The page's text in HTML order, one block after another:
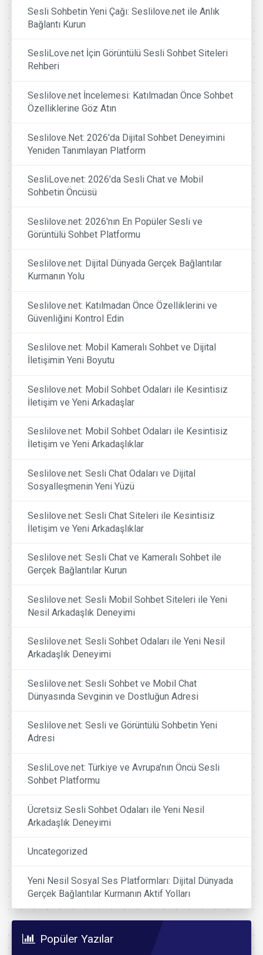
Sesli Sohbetin Yeni Çağı: Seslilove.net ile Anlık
Bağlantı Kurun
SesliLove.net İçin Görüntülü Sesli Sohbet Siteleri
Rehberi
Seslilove.net İncelemesi: Katılmadan Önce Sohbet
Özelliklerine Göz Atın
Seslilove.Net: 2026'da Dijital Sohbet Deneyimini
Yeniden Tanımlayan Platform
SesliLove.net: 2026'da Sesli Chat ve Mobil
Sohbetin Öncüsü
Seslilove.net: 2026'nın En Popüler Sesli ve
Görüntülü Sohbet Platformu
Seslilove.net: Dijital Dünyada Gerçek Bağlantılar
Kurmanın Yolu
Seslilove.net: Katılmadan Önce Özelliklerini ve
Güvenliğini Kontrol Edin
Seslilove.net: Mobil Kameralı Sohbet ve Dijital
İletişimin Yeni Boyutu
Seslilove.net: Mobil Sohbet Odaları ile Kesintisiz
İletişim ve Yeni Arkadaşlar
Seslilove.net: Mobil Sohbet Odaları ile Kesintisiz
İletişim ve Yeni Arkadaşlıklar
Seslilove.net: Sesli Chat Odaları ve Dijital
Sosyalleşmenin Yeni Yüzü
Seslilove.net: Sesli Chat Siteleri ile Kesintisiz
İletişim ve Yeni Arkadaşlıklar
Seslilove.net: Sesli Chat ve Kameralı Sohbet ile
Gerçek Bağlantılar Kurun
Seslilove.net: Sesli Mobil Sohbet Siteleri ile Yeni
Nesil Arkadaşlık Deneyimi
Seslilove.net: Sesli Sohbet Odaları ile Yeni Nesil
Arkadaşlık Deneyimi
Seslilove.net: Sesli Sohbet ve Mobil Chat
Dünyasında Sevginin ve Dostluğun Adresi
Seslilove.net: Sesli ve Görüntülü Sohbetin Yeni
Adresi
SesliLove.net: Türkiye ve Avrupa'nın Öncü Sesli
Sohbet Platformu
Ücretsiz Sesli Sohbet Odaları ile Yeni Nesil
Arkadaşlık Deneyimi
Uncategorized
Yeni Nesil Sosyal Ses Platformları: Dijital Dünyada
Gerçek Bağlantılar Kurmanın Aktif Yolları
Popüler Yazılar